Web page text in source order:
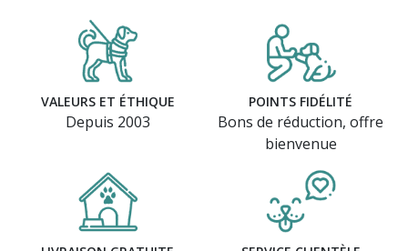
VALEURS ET ÉTHIQUE
Depuis 2003
POINTS FIDÉLITÉ
Bons de réduction, offre
bienvenue